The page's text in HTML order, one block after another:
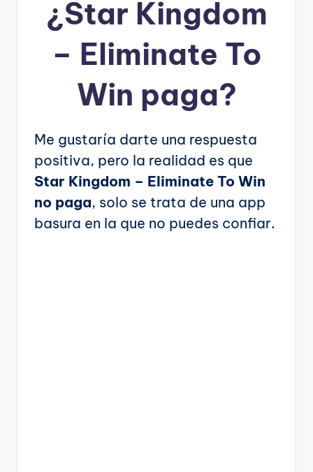
¿Star Kingdom
– Eliminate To
Win paga?
Me gustaría darte una respuesta
positiva, pero la realidad es que
Star Kingdom – Eliminate To Win
no paga, solo se trata de una app
basura en la que no puedes confiar.